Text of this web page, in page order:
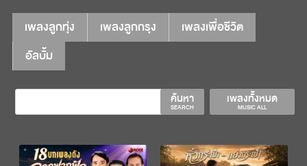
เพลงลูกทุ่ง เพลงลูกกรุง
เพลงเพื่อชีวิต
อัลบั้ม
เพลงทั้งหมด
MUSIC ALL
ค้นหา
SEARCH